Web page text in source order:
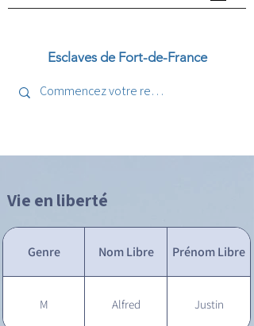
Esclaves de Fort-de-France
Vie en liberté
Genre Nom Libre Prénom Libre
M Alfred Justin